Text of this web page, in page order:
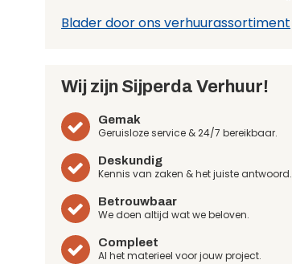
Blader door ons verhuurassortiment
Wij zijn Sijperda Verhuur!
Gemak
Geruisloze service & 24/7 bereikbaar.
Deskundig
Kennis van zaken & het juiste antwoord.
Betrouwbaar
We doen altijd wat we beloven.
Compleet
Al het materieel voor jouw project.